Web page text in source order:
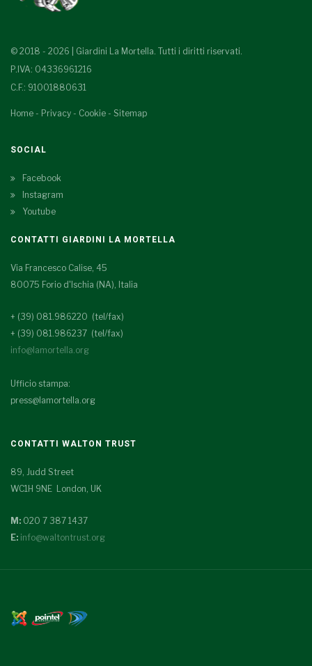
© 2018 - 2026 | Giardini La Mortella. Tutti i diritti riservati.
P.IVA: 04336961216
C.F.: 91001880631
Home - Privacy - Cookie - Sitemap
SOCIAL
Facebook
Instagram
Youtube
CONTATTI GIARDINI LA MORTELLA
Via Francesco Calise, 45
80075 Forio d'Ischia (NA), Italia
+ (39) 081.986220 (tel/fax)
+ (39) 081.986237 (tel/fax)
info@lamortella.org
Ufficio stampa:
press@lamortella.org
CONTATTI WALTON TRUST
89, Judd Street
WC1H 9NE London, UK
M: 020 7 387 1437
E: info@waltontrust.org